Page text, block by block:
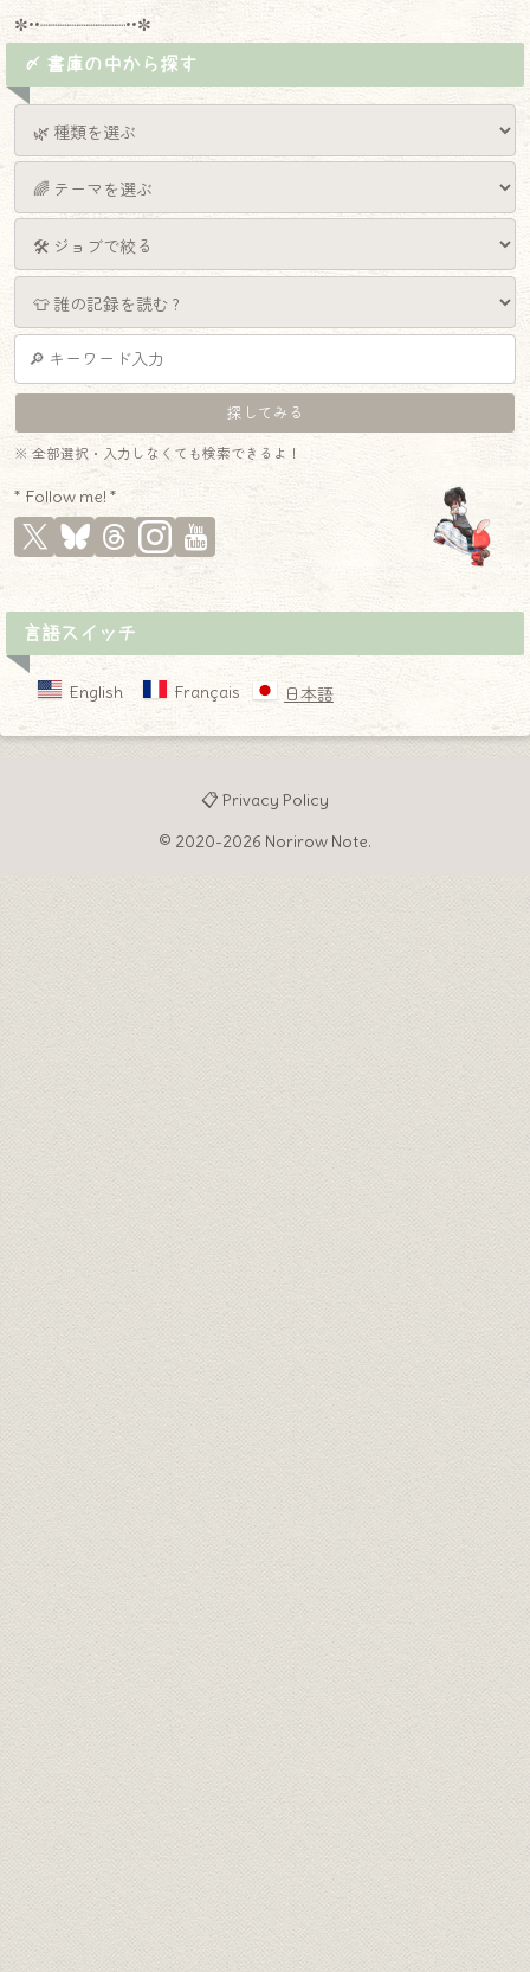
✼••┈┈┈┈┈┈┈┈┈••✼
〆 書庫の中から探す
※ 全部選択・入力しなくても検索できるよ！
* Follow me! *
言語スイッチ
English Français 日本語
📋 Privacy Policy
© 2020-2026 Norirow Note.